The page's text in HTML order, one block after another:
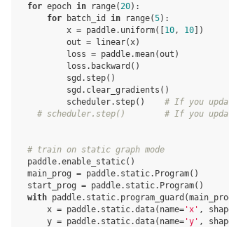
for epoch in range(20):
for
batch_id in range(5):
x = paddle. uniform([ 10, 10 ])
out = linear(x)
loss = paddle.mean(out )
loss . backward ()
sgd . step()
sgd . clear_gradients ()
scheduler. step()
# If you
# scheduler.step()        # If you
# train on static graph mode
paddle.enable_static()
main_prog = paddle. static. Program()
start_prog = paddle. static. Program()
with paddle. static. program_guard (
x = paddle. static.data( name= 'x' ,
y = paddle. static.data( name= 'y' ,